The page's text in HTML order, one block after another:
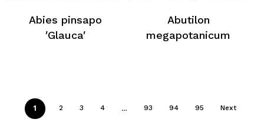
Abies pinsapo
′Glauca′
Abutilon
megapotanicum
1 2 3 4 … 93 94 95 Next